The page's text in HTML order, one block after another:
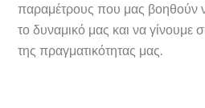
παραμέτρους που μας βοηθούν
το δυναμικό μας και να γίνουμε
της πραγματικότητας μας.